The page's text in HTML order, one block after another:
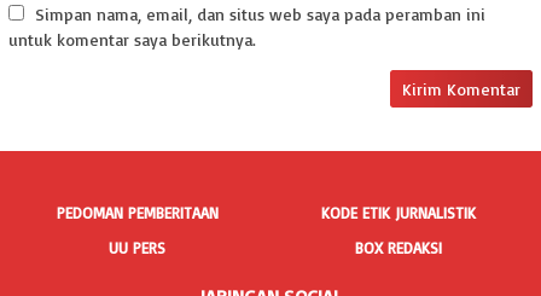
Simpan nama, email, dan situs web saya pada peramban ini
untuk komentar saya berikutnya.
PEDOMAN PEMBERITAAN
KODE ETIK JURNALISTIK
UU PERS
BOX REDAKSI